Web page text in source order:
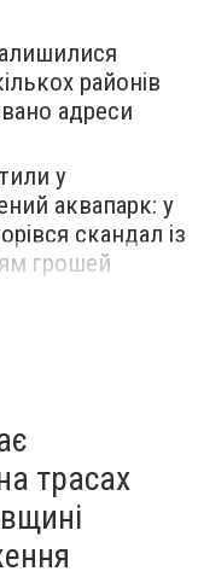
районів
адреси
у
аквапарк: у
скандал із
грошей
трасах